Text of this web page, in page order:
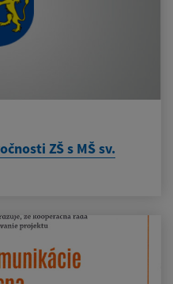
ZŠ s MŠ sv.